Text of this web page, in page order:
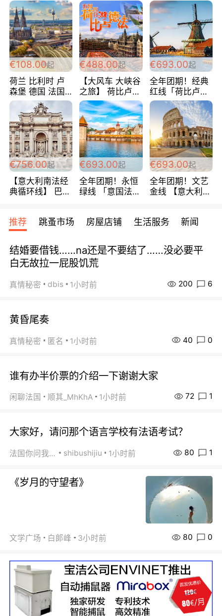
€108.00起
荷兰 比利时 卢
森堡 德国 法国
超爽玩遍西欧 循
环线 全程四星宾
馆 108欧/人/天
€488.00起
【大风车 大峡谷
之旅】 荷比卢德
法 巴黎上下 经
典五国四日游
488欧/人
€693.00起
全年团期！经典
红线「荷比卢德
法」七天循环 五
国 仅售99欧/人/
天！巴黎上下！
包拼房~
€756.00起
【意大利南法经
典循环线】 巴黎
宾馆 108欧/天起
全程756欧/位
€693.00起
全年团期！永恒
绿线 「意国法
欧/天起 ~包拼房
€693.00起
全年团期！文艺
金线 【意大利一
每周铁发！
推荐 跳蚤市场 房屋店铺 生活服务 新闻
结婚要借钱……na还是不要结了……没必要平
白无故拉一屁股饥荒
真情秘密 dbis 1小时前 200 6
黄昏尾奏
真情秘密 匿名 1小时前 40 0
谁有办半价票的介绍一下谢谢大家
闲聊法国 顺其_MhKhA 1小时前 72 1
大家好，请问那个语言学校有法语考试？
法国你问我答 shibushijiu 1小时前 80 1
《岁月的守望者》
文学广场 白郞峰 3小时前 80 0